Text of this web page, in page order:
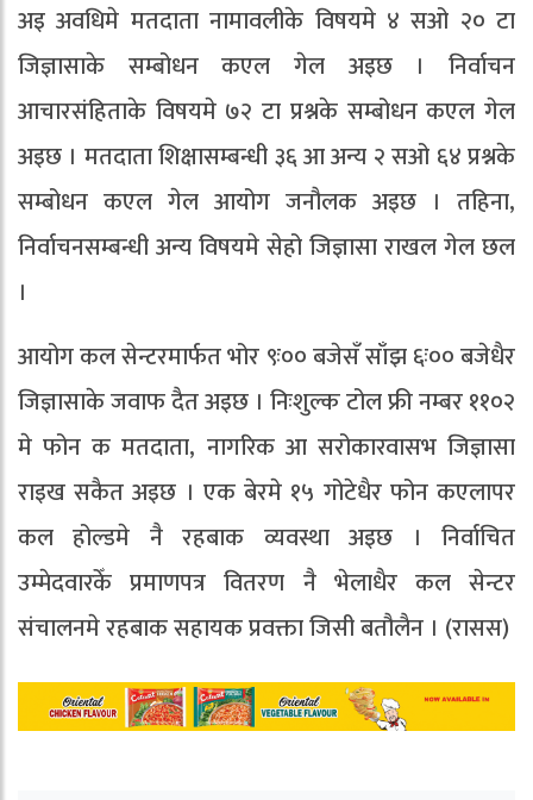
अइ अवधिमे मतदाता नामावलीके विषयमे ४ सओ २० टा
जिज्ञासाके सम्बोधन कएल गेल अइछ । निर्वाचन
आचारसंहिताके विषयमे ७२ टा प्रश्नके सम्बोधन कएल गेल
अइछ । मतदाता शिक्षासम्बन्धी ३६ आ अन्य २ सओ ६४ प्रश्नके
सम्बोधन कएल गेल आयोग जनौलक अइछ । तहिना,
निर्वाचनसम्बन्धी अन्य विषयमे सेहो जिज्ञासा राखल गेल छल
।
आयोग कल सेन्टरमार्फत भोर ९ः०० बजेसँ साँझ ६ः०० बजेधैर
जिज्ञासाके जवाफ दैत अइछ । निःशुल्क टोल फ्री नम्बर ११०२
मे फोन क मतदाता, नागरिक आ सरोकारवासभ जिज्ञासा
राइख सकैत अइछ । एक बेरमे १५ गोटेधैर फोन कएलापर
कल होल्डमे नै रहबाक व्यवस्था अइछ । निर्वाचित
उम्मेदवारकेँ प्रमाणपत्र वितरण नै भेलाधैर कल सेन्टर
संचालनमे रहबाक सहायक प्रवक्ता जिसी बतौलैन । (रासस)